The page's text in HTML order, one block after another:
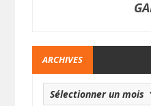
ARCHIVES